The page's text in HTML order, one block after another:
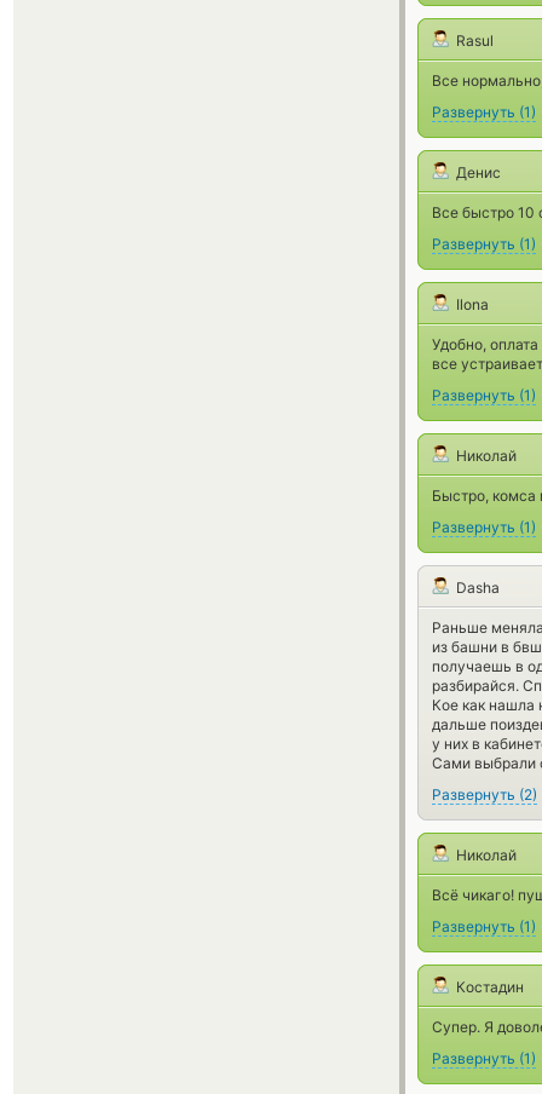
Rasul
Все
Развернуть (1)
Денис
Все быстро 10
Развернуть (1)
Ilona
Удобно,
все
Развернуть (1)
Николай
Быстро,
Развернуть (1)
Dasha
Раньше
из башни в
получаешь в
разбирайся.
Кое как нашла
дальше
у них в
Сами выбрали
Развернуть (2)
Николай
Всё чикаго!
Развернуть (1)
Костадин
Супер. Я
Развернуть (1)